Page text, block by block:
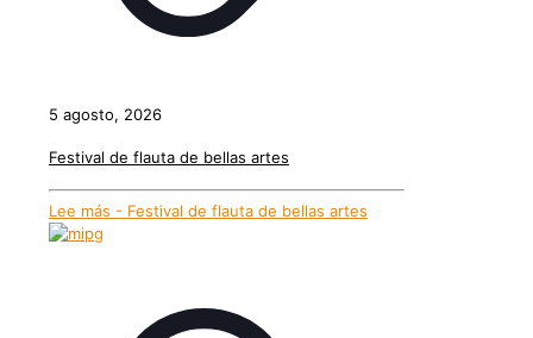
5 agosto, 2026
Festival de flauta de bellas artes
Lee más - Festival de flauta de bellas artes